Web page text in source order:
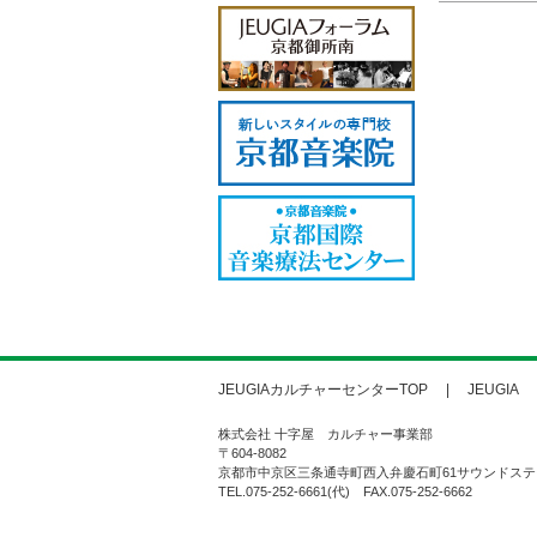
JEUGIAカルチャーセンターTOP JEUGIA
株式会社 十字屋 カルチャー事業部
〒604-8082
京都市中京区三条通寺町西入弁慶石町61サウンドス
TEL.075-252-6661(代) FAX.075-252-6662